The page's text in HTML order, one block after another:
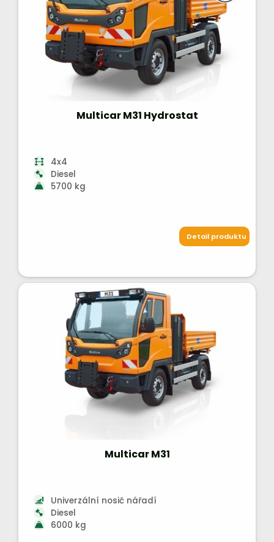
Multicar M31 Hydrostat
4x4
Diesel
5700 kg
Detail produktu
Multicar M31
Univerzální nosič nářadí
Diesel
6000 kg